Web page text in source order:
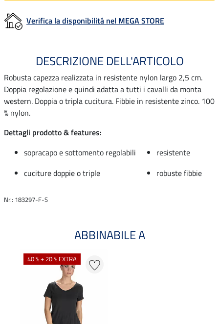
Verifica la disponibilitá nel MEGA STORE
DESCRIZIONE DELL'ARTICOLO
Robusta capezza realizzata in resistente nylon largo 2,5 cm.
Doppia regolazione e quindi adatta a tutti i cavalli da monta
western. Doppia o tripla cucitura. Fibbie in resistente zinco. 100
% nylon.
Dettagli prodotto & features:
sopracapo e sottomento regolabili
resistente
cuciture doppie o triple
robuste fibbie
Nr.: 183297-F-S
ABBINABILE A
40 % + 20 % EXTRA